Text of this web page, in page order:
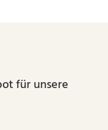
für unsere